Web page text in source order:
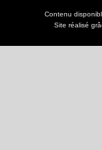
Contenu
Site réalisé